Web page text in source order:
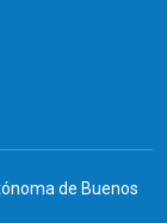
de Buenos